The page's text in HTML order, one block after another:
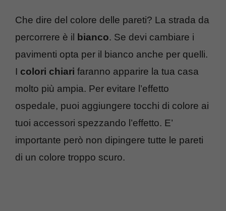
Che dire del colore delle pareti? La strada da
percorrere è il
bianco. Se devi cambiare i
pavimenti opta per il bianco anche per quelli.
I colori chiari faranno apparire la tua casa
molto più ampia. Per evitare l’effetto
ospedale, puoi aggiungere tocchi di colore ai
tuoi accessori spezzando l’effetto. E’
importante però non dipingere tutte le pareti
di un colore troppo scuro.